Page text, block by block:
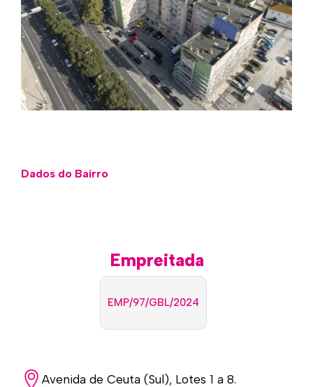
Dados do Bairro
Empreitada
EMP/97/GBL/2024
Avenida de Ceuta (Sul), Lotes 1 a 8.